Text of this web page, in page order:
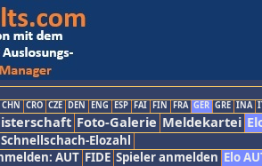
CHN CRO CZE DEN ENG ESP FAI FIN FRA GER GRE INA
Foto-Galerie Meldekartei
Schnellschach-Elozahl
AUT FIDE Spieler anmelden Elo